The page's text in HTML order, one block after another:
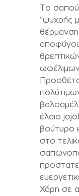
Το
“ψυχρής
ωφέλιμων
έλαιο
βούτυρο
στο
Χάρη σε